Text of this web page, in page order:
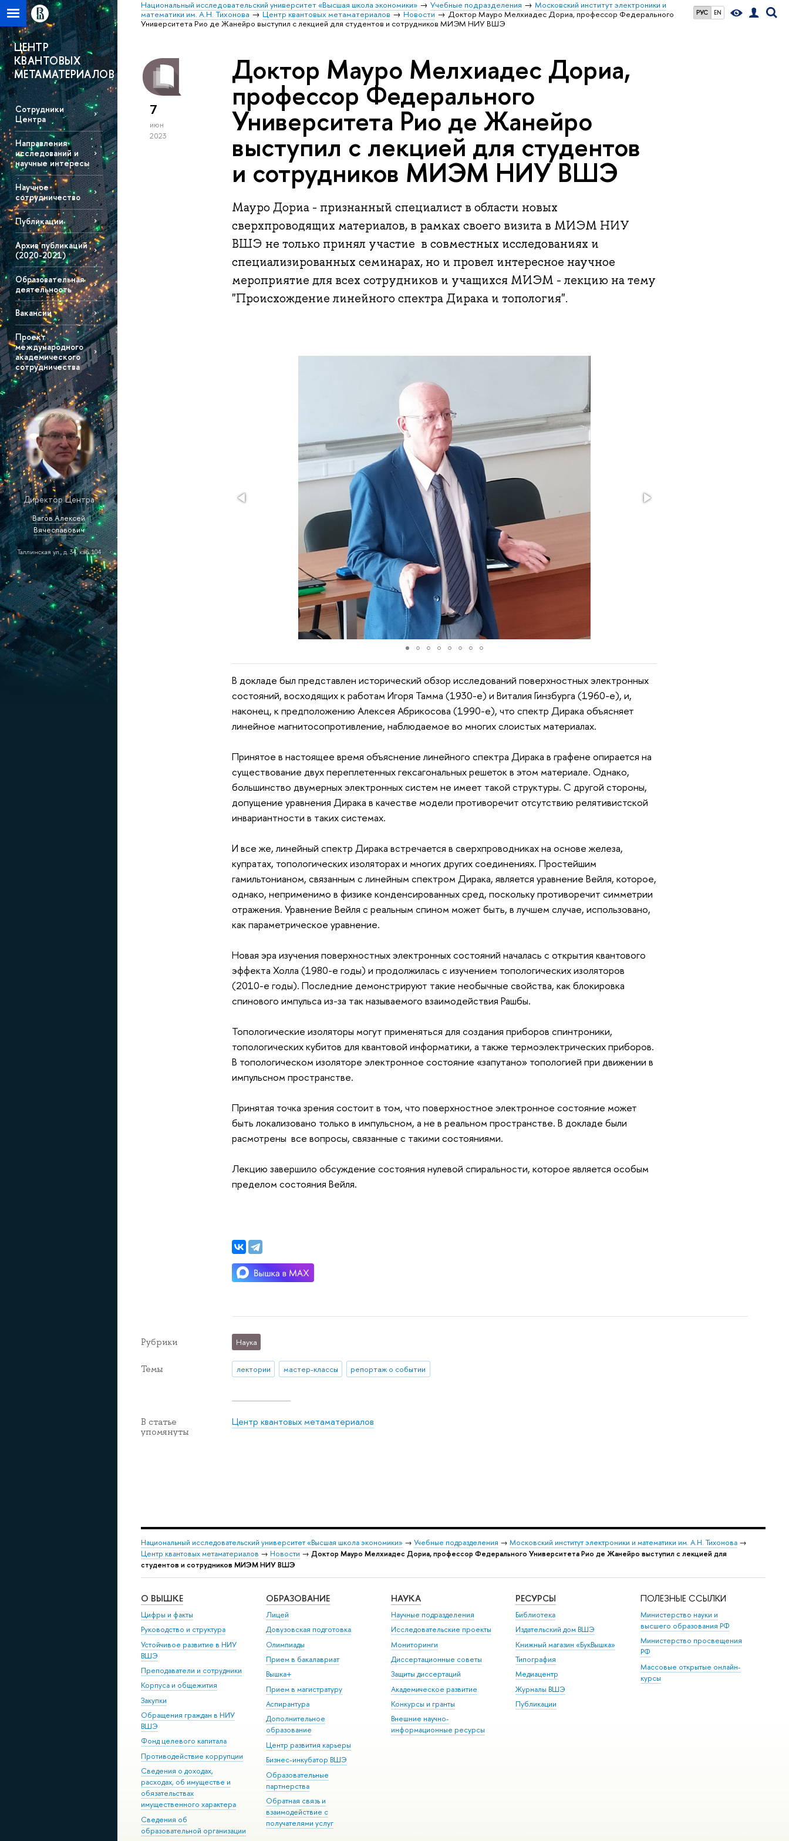
РУС EN
Национальный исследовательский университет «Высшая школа экономики» Учебные подразделения
Московский институт электроники и
математики им. А.Н. Тихонова
Центр квантовых метаматериалов Новости
Доктор Мауро Мелхиадес Дориа, профессор Федерального
Университета Рио де Жанейро выступил с лекцией для студентов и сотрудников МИЭМ НИУ ВШЭ
ЦЕНТР
КВАНТОВЫХ
МЕТАМАТЕРИАЛОВ
Сотрудники
Центра
Направления
исследований и
научные интересы
Научное
сотрудничество
Публикации
Архив публикаций
(2020-2021)
Образовательная
деятельность
Вакансии
Проект
международного
академического
сотрудничества
Директор Центра
Вагов Алексей
Вячеславович
Таллинская ул., д. 34, каб. 104
7
июн
2023
Доктор Мауро Мелхиадес Дориа,
профессор Федерального
Университета Рио де Жанейро
выступил с лекцией для студентов
и сотрудников МИЭМ НИУ ВШЭ
Мауро Дориа - признанный специалист в области новых
сверхпроводящих материалов, в рамках своего визита в МИЭМ НИУ
ВШЭ не только принял участие в совместных исследованиях и
специализированных семинарах, но и провел интересное научное
мероприятие для всех сотрудников и учащихся МИЭМ - лекцию на тему
"Происхождение линейного спектра Дирака и топология".
В докладе был представлен исторический обзор исследований поверхностных электронных
состояний, восходящих к работам Игоря Тамма (1930-е) и Виталия Гинзбурга (1960-е), и,
наконец, к предположению Алексея Абрикосова (1990-е), что спектр Дирака объясняет
линейное магнитосопротивление, наблюдаемое во многих слоистых материалах.
Принятое в настоящее время объяснение линейного спектра Дирака в графене опирается на
существование двух переплетенных гексагональных решеток в этом материале. Однако,
большинство двумерных электронных систем не имеет такой структуры. С другой стороны,
допущение уравнения Дирака в качестве модели противоречит отсутствию релятивистской
инвариантности в таких системах.
И все же, линейный спектр Дирака встречается в сверхпроводниках на основе железа,
купратах, топологических изоляторах и многих других соединениях. Простейшим
гамильтонианом, связанным с линейным спектром Дирака, является уравнение Вейля, которое,
однако, неприменимо в физике конденсированных сред, поскольку противоречит симметрии
отражения. Уравнение Вейля с реальным спином может быть, в лучшем случае, использовано,
как параметрическое уравнение.
Новая эра изучения поверхностных электронных состояний началась с открытия квантового
эффекта Холла (1980-е годы) и продолжилась с изучением топологических изоляторов
(2010-е годы). Последние демонстрируют такие необычные свойства, как блокировка
спинового импульса из-за так называемого взаимодействия Рашбы.
Топологические изоляторы могут применяться для создания приборов спинтроники,
топологических кубитов для квантовой информатики, а также термоэлектрических приборов.
В топологическом изоляторе электронное состояние «запутано» топологией при движении в
импульсном пространстве.
Принятая точка зрения состоит в том, что поверхностное электронное состояние может
быть локализовано только в импульсном, а не в реальном пространстве. В докладе были
расмотрены все вопросы, связанные с такими состояниями.
Лекцию завершило обсуждение состояния нулевой спиральности, которое является особым
пределом состояния Вейля.
Рубрики Наука
Темы лектории мастер-классы репортаж о событии
В статье
упомянуты
Центр квантовых метаматериалов
Национальный исследовательский университет «Высшая школа экономики» → Учебные подразделения → Московский институт электроники и математики им. А.Н. Тихонова →
Центр квантовых метаматериалов → Новости → Доктор Мауро Мелхиадес Дориа, профессор Федерального Университета Рио де Жанейро выступил с лекцией для
студентов и сотрудников МИЭМ НИУ ВШЭ
О ВЫШКЕ
Цифры и факты
Руководство и структура
Устойчивое развитие в НИУ
ВШЭ
Преподаватели и сотрудники
Корпуса и общежития
Закупки
Обращения граждан в НИУ
ВШЭ
Фонд целевого капитала
Противодействие коррупции
Сведения о доходах,
расходах, об имуществе и
обязательствах
имущественного характера
Сведения об
образовательной организации
ОБРАЗОВАНИЕ
Лицей
Довузовская подготовка
Олимпиады
Прием в бакалавриат
Вышка+
Прием в магистратуру
Аспирантура
Дополнительное
образование
Центр развития карьеры
Бизнес-инкубатор ВШЭ
Образовательные
партнерства
Обратная связь и
взаимодействие с
получателями услуг
НАУКА
Научные подразделения
Исследовательские проекты
Мониторинги
Диссертационные советы
Защиты диссертаций
Академическое развитие
Конкурсы и гранты
Внешние научно-
информационные ресурсы
РЕСУРСЫ
Библиотека
Издательский дом ВШЭ
Книжный магазин «БукВышка»
Типография
Медиацентр
Журналы ВШЭ
Публикации
ПОЛЕЗНЫЕ ССЫЛКИ
Министерство науки и
высшего образования РФ
Министерство просвещения
РФ
Массовые открытые онлайн-
курсы